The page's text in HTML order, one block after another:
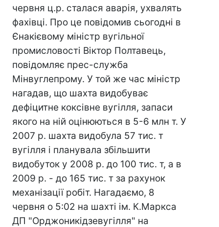
червня ц.р. сталася аварія, ухвалять
фахівці. Про це повідомив сьогодні в
Єнакієвому міністр вугільної
промисловості Віктор Полтавець,
повідомляє прес-служба
Мінвуглепрому. У той же час міністр
нагадав, що шахта видобуває
дефіцитне коксівне вугілля, запаси
якого на ній оцінюються в 5-6 млн т. У
2007 р. шахта видобула 57 тис. т
вугілля і планувала збільшити
видобуток у 2008 р. до 100 тис. т, а в
2009 р. - до 165 тис. т за рахунок
механізації робіт. Нагадаємо, 8
червня о 5:02 на шахті ім. К.Маркса
ДП "Орджоникідзевугілля" на